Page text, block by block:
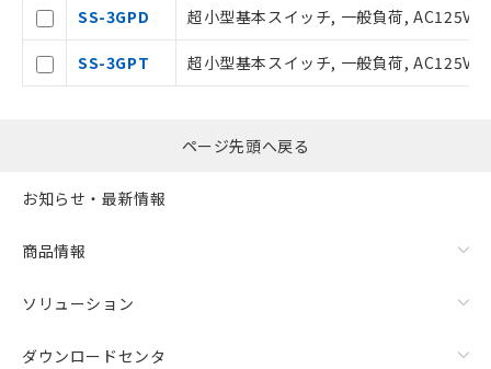
SS-3GPD 超小型基本スイッチ, 一般負荷, AC125V
SS-3GPT 超小型基本スイッチ, 一般負荷, AC125V
ページ先頭へ戻る
お知らせ・最新情報
商品情報
ソリューション
ダウンロードセンタ
※当社の共同利用者とは、"個人情報
の共同利用に関して"
の「1.共同利
用者の範囲」に記載されている法人を
指します。